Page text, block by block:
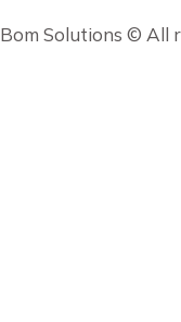
Bom Solutions © All